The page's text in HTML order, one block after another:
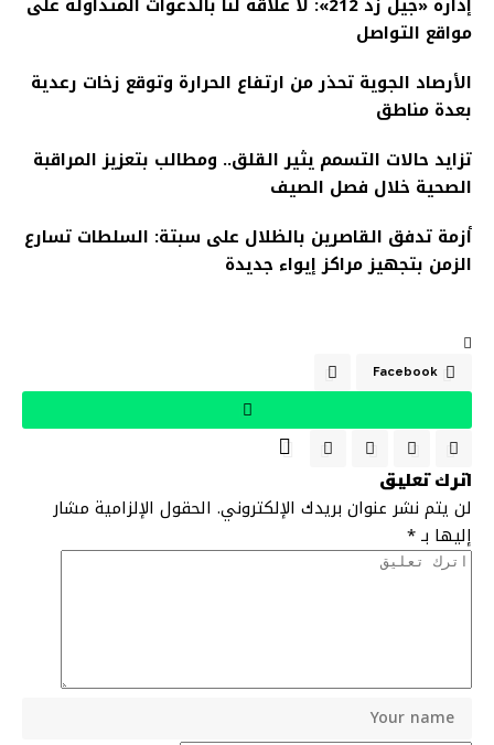
مواقع التواصل
الأرصاد الجوية تحذر من ارتفاع الحرارة وتوقع زخات رعدية
بعدة مناطق
تزايد حالات التسمم يثير القلق.. ومطالب بتعزيز المراقبة
الصحية خلال فصل الصيف
أزمة تدفق القاصرين بالظلال على سبتة: السلطات تسارع
الزمن بتجهيز مراكز إيواء جديدة
Facebook
اترك تعليق
لن يتم نشر عنوان بريدك الإلكتروني. الحقول الإلزامية مشار
إليها بـ*